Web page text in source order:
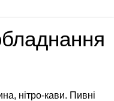
нітро-кави. Пивні